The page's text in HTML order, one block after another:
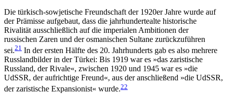
Die türkisch-sowjetische Freundschaft der 1920er Jahre wurde auf
der Prämisse aufgebaut, dass die jahrhundertealte historische
Rivalität ausschließlich auf die imperialen Ambitionen der
russischen Zaren und der osmanischen Sultane zurückzuführen
sei.21 In der ersten Hälfte des 20. Jahrhunderts gab es also mehrere
Russlandbilder in der Türkei: Bis 1919 war es »das zaristische
Russland, der Rivale«, zwischen 1920 und 1945 war es »die
UdSSR, der aufrichtige Freund«, aus der anschließend »die UdSSR,
der zaristische Expansionist« wurde.22